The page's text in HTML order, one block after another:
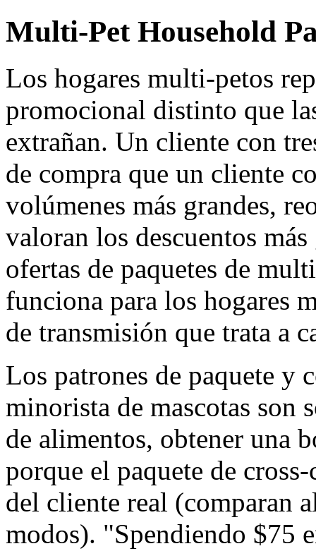
Multi-Pet Household
Los hogares multi-petos
promocional distinto que
extrañan. Un cliente con
de compra que un cliente
volúmenes más grandes,
valoran los descuentos
ofertas de paquetes de
funciona para los hogares
de transmisión que trata a
Los patrones de paquete y
minorista de mascotas son
de alimentos, obtener una
porque el paquete de
del cliente real (comparan
modos). "Spendiendo $75